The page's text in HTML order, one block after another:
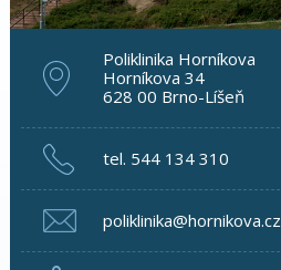
Poliklinika Horníkova
Horníkova 34
628 00 Brno-Líšeň
tel. 544 134 310
poliklinika@hornikova.cz